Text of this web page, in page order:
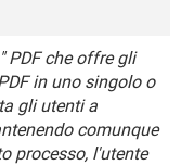
10
10
che offre gli
in uno singolo o
gli utenti a
comunque
processo, l'utente